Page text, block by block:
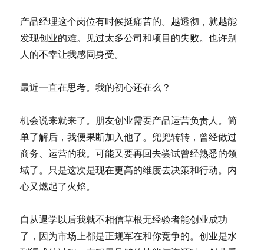
产品经理这个岗位有时候挺痛苦的。越透彻，就越能
发现创业的难。见过太多公司和项目的失败。也许别
人的不幸让我感同身受。
最近一直在思考。我的初心还在么？
机会说来就来了。朋友创业需要产品运营负责人。简
单了解后，我便果断加入他了。兜兜转转，曾经做过
商务、运营的我。可能又要再回去尝试曾经熟悉的领
域了。只是这次是现在更高的维度去决策和行动。内
心又燃起了火焰。
自从退学以后我就不相信草根无经验者能创业成功
了，因为市场上都是正规军在和你竞争的。创业是水